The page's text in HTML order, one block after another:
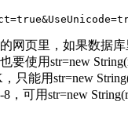
页里，如果数据库
使用str=new
能用str=new
可用str=new